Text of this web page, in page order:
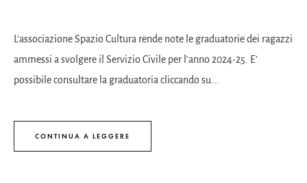
L'associazione Spazio Cultura rende note le graduatorie dei ragazzi
ammessi a svolgere il Servizio Civile per l'anno 2024-25. E'
possibile consultare la graduatoria cliccando su...
CONTINUA A LEGGERE